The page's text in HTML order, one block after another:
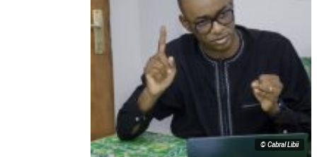
© Cabral Libii